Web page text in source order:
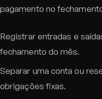
pagamento no
Registrar entradas e
fechamento do mês.
Separar uma conta ou
obrigações fixas.